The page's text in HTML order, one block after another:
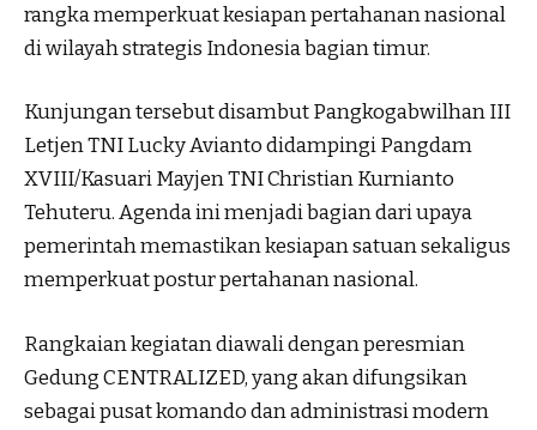
rangka memperkuat kesiapan pertahanan nasional
di wilayah strategis Indonesia bagian timur.
Kunjungan tersebut disambut Pangkogabwilhan III
Letjen TNI Lucky Avianto didampingi Pangdam
XVIII/Kasuari Mayjen TNI Christian Kurnianto
Tehuteru. Agenda ini menjadi bagian dari upaya
pemerintah memastikan kesiapan satuan sekaligus
memperkuat postur pertahanan nasional.
Rangkaian kegiatan diawali dengan peresmian
Gedung CENTRALIZED, yang akan difungsikan
sebagai pusat komando dan administrasi modern